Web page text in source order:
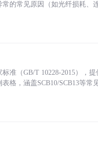
的常见原因（如光纤损耗、
准（GB/T 10228-2015），
格，涵盖SCB10/SCB13等常